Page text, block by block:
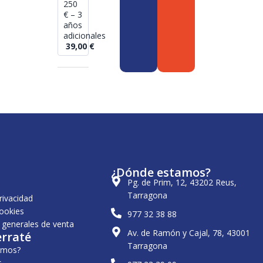
250
€ – 3
años
adicionales
39,00 €
de venta
¿Dónde estamos?
Pg. de Prim, 12, 43202 Reus,
Tarragona
977 32 38 88
Av. de Ramón y Cajal, 78, 43001
Tarragona